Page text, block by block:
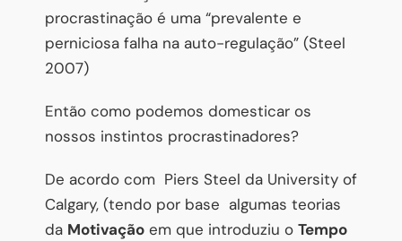
procrastinação é uma “prevalente e
perniciosa falha na auto-regulação” (Steel
2007)
Então como podemos domesticar os
nossos instintos procrastinadores?
De acordo com Piers Steel da University of
Calgary, (tendo por base algumas teorias
da Motivação em que introduziu o Tempo